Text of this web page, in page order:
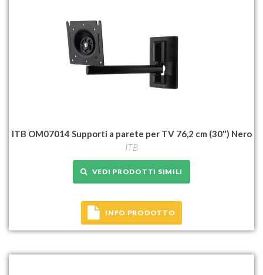
ITB OM07014 Supporti a parete per TV 76,2 cm (30") Nero
ITB
VEDI PRODOTTI SIMILI
INFO PRODOTTO